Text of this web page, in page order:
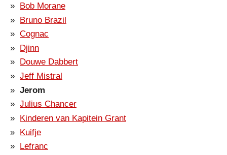
Bob Morane
Bruno Brazil
Cognac
Djinn
Douwe Dabbert
Jeff Mistral
Jerom
Julius Chancer
Kinderen van Kapitein Grant
Kuifje
Lefranc